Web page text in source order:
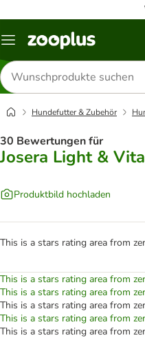
Menü
Produkte
suchen
Hundefutter & Zubehör
30 Bewertungen für
Josera Light &
Produktbild hochladen
This is a stars rating area from
This is a stars rating area from
This is a stars rating area from
This is a stars rating area from
This is a stars rating area from
This is a stars rating area from